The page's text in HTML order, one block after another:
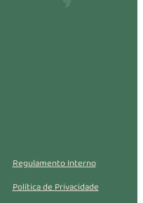
Regulamento Interno
Política de Privacidade